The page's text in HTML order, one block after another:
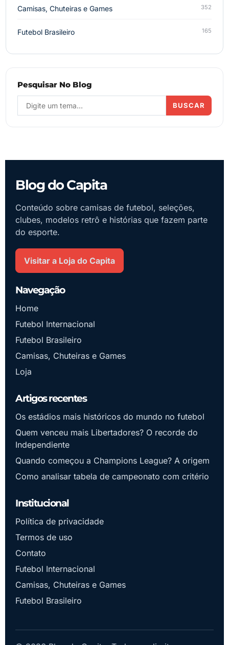
Camisas, Chuteiras e Games 352
Futebol Brasileiro 165
Pesquisar No Blog
BUSCAR
Blog do Capita
Conteúdo sobre camisas de futebol, seleções,
clubes, modelos retrô e histórias que fazem parte
do esporte.
Visitar a Loja do Capita
Navegação
Home
Futebol Internacional
Futebol Brasileiro
Camisas, Chuteiras e Games
Loja
Artigos recentes
Os estádios mais históricos do mundo no futebol
Quem venceu mais Libertadores? O recorde do
Independiente
Quando começou a Champions League? A origem
Como analisar tabela de campeonato com critério
Institucional
Política de privacidade
Termos de uso
Contato
Futebol Internacional
Camisas, Chuteiras e Games
Futebol Brasileiro